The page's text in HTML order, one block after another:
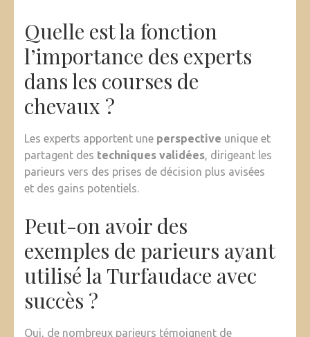
Quelle est la fonction
l’importance des experts
dans les courses de
chevaux ?
Les experts apportent une perspective unique et
partagent des techniques validées, dirigeant les
parieurs vers des prises de décision plus avisées
et des gains potentiels.
Peut-on avoir des
exemples de parieurs ayant
utilisé la Turfaudace avec
succès ?
Oui, de nombreux parieurs témoignent de